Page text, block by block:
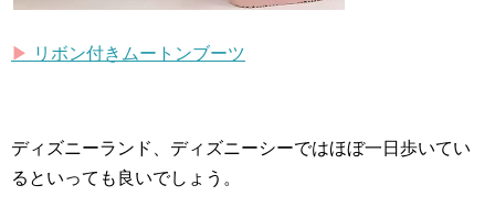
▶︎ リボン付きムートンブーツ
ディズニーランド、ディズニーシーではほぼ一日歩いてい
るといっても良いでしょう。